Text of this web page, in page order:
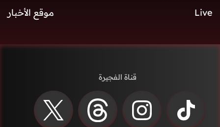
Live
موقع الأخبار
قناة الفجيرة